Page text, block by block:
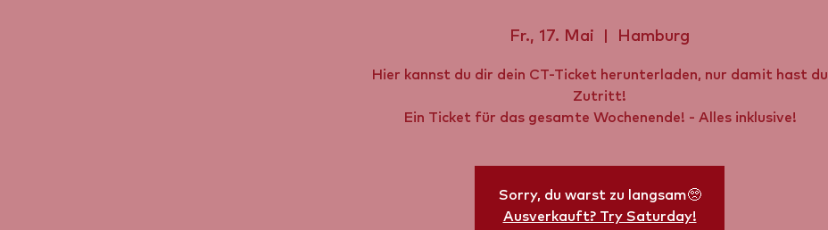
Fr., 17. Mai Hamburg
Hier kannst du dir dein CT-Ticket herunterladen, nur damit hast du
Zutritt!
Ein Ticket für das gesamte Wochenende! - Alles inklusive!
Sorry, du warst zu langsam🥺
Ausverkauft? Try Saturday!